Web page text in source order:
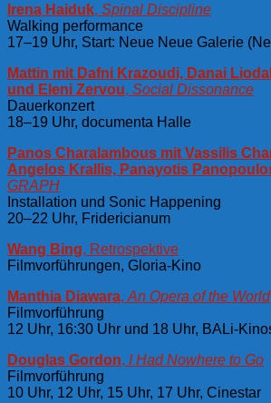
Irena Haiduk, Spinal Discipline
Walking performance
17–19 Uhr, Start: Neue Neue Galerie
Mattin mit Dafni Krazoudi, Danai
und Eleni Zervou, Social Dissonance
Dauerkonzert
18–19 Uhr, documenta Halle
Panos Charalambous mit Vassilis
Angelos Krallis, Panayotis
GRAPH
Installation und Sonic Happening
20–22 Uhr, Fridericianum
Wang Bing, Retrospektive
Filmvorführungen, Gloria-Kino
Manthia Diawara, An Opera of the World
Filmvorführung
12 Uhr, 16:30 Uhr und 18 Uhr, BALi-
Douglas Gordon, I Had Nowhere to Go
Filmvorführung
10 Uhr, 12 Uhr, 15 Uhr, 17 Uhr, Cinestar